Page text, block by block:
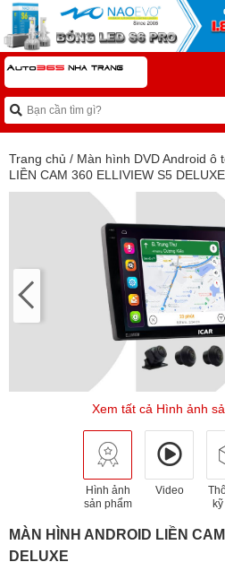
Trang chủ / Màn hình DVD Android ô
LIỀN CAM 360 ELLIVIEW S5 DELUXE
Xem tất cả Hình ảnh
Hình ảnh
sản phẩm
Video
kỹ
MÀN HÌNH ANDROID LIỀN
DELUXE